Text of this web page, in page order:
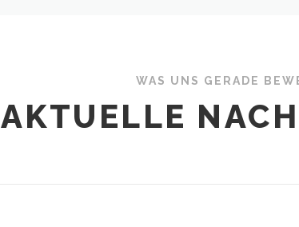
WAS UNS GERADE
AKTUELLE